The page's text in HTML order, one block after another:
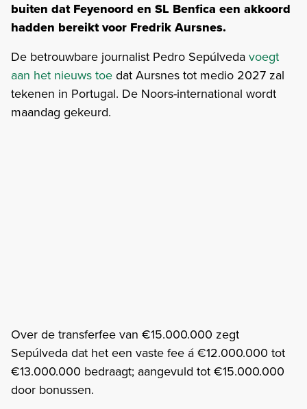
buiten dat Feyenoord en SL Benfica een akkoord
hadden bereikt voor Fredrik Aursnes.
De betrouwbare journalist Pedro Sepúlvedavoegt
aan het nieuws toedat Aursnes tot medio 2027 zal
tekenen in Portugal. De Noors-international wordt
maandag gekeurd.
Over de transferfee van €15.000.000 zegt
Sepúlveda dat het een vaste fee á €12.000.000 tot
€13.000.000 bedraagt; aangevuld tot €15.000.000
door bonussen.